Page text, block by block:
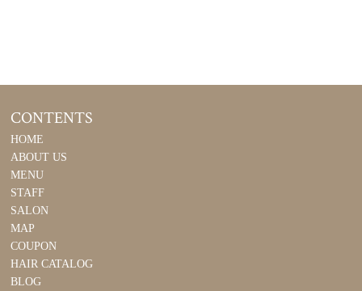
CONTENTS
HOME
ABOUT US
MENU
STAFF
SALON
MAP
COUPON
HAIR CATALOG
BLOG